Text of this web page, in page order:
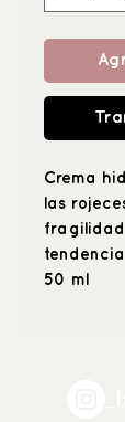
Crema
las
fragilidad
50 ml